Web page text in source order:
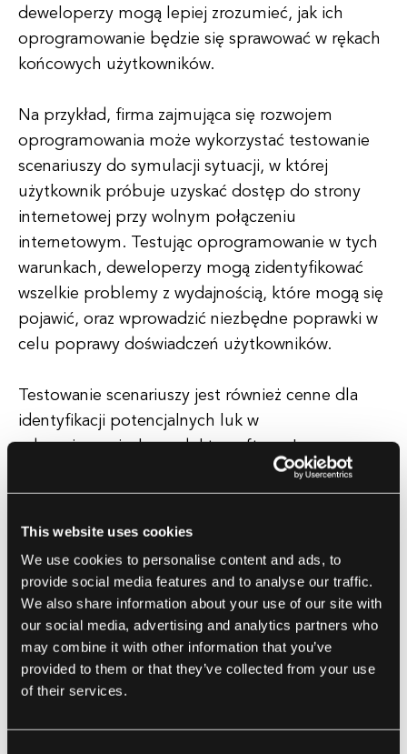
This website uses cookies
We use cookies to personalise content and ads, to
provide social media features and to analyse our traffic.
We also share information about your use of our site with
our social media, advertising and analytics partners who
may combine it with other information that you’ve
provided to them or that they’ve collected from your use
of their services.
deweloperzy mogą lepiej zrozumieć, jak ich
oprogramowanie będzie się sprawować w rękach
końcowych użytkowników.
Na przykład, firma zajmująca się rozwojem
oprogramowania może wykorzystać testowanie
scenariuszy do symulacji sytuacji, w której
użytkownik próbuje uzyskać dostęp do strony
internetowej przy wolnym połączeniu
internetowym. Testując oprogramowanie w tych
warunkach, deweloperzy mogą zidentyfikować
wszelkie problemy z wydajnością, które mogą się
pojawić, oraz wprowadzić niezbędne poprawki w
celu poprawy doświadczeń użytkowników.
Testowanie scenariuszy jest również cenne dla
identyfikacji potencjalnych luk w
zabezpieczeniach produktu software'owego.
Tworząc scenariusze, które naśladują powszechne
zagrożenia bezpieczeństwa, deweloperzy mogą
proaktywnie zidentyfikować i zająć się wszelkimi
do opinii publicznej.
Poza identyfikowaniem błędów i luk
zabezpieczeń, testowanie scenariuszy może
również pomóc firmom zajmującym się rozwojem
oprogramowania w poprawie ogólnej jakości ich
produktów. Testując oprogramowanie w różnych